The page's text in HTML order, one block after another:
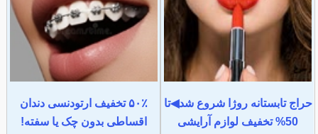
حراج تابستانه روژا شروع شد◀تا
50% تخفیف لوازم آرایشی
۵۰٪ تخفیف ارتودنسی دندان
اقساطی بدون چک یا سفته!